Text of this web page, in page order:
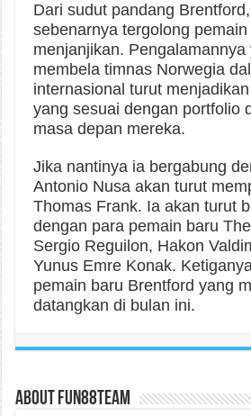
Dari sudut pandang
sebenarnya tergolong
menjanjikan. Pengalamannya
membela timnas Norwegia
internasional turut
yang sesuai dengan portfolio
masa depan mereka.
Jika nantinya ia bergabung
Antonio Nusa akan turut
Thomas Frank. Ia akan turut
dengan para pemain baru
Sergio Reguilon, Hakon
Yunus Emre Konak.
pemain baru Brentford yang
datangkan di bulan ini.
About fun88team